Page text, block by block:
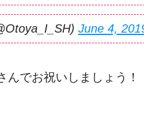
June 4,
んでお祝いしましょう！